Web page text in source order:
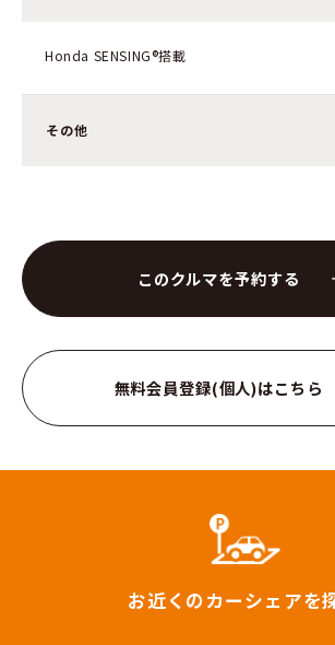
Honda SENSING®搭載
その他
このクルマを予約する
無料会員登録(個人)はこちら
お近くのカーシェアを